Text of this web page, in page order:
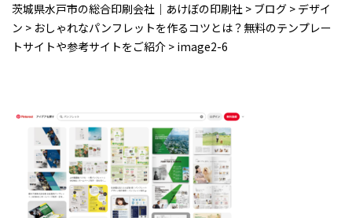
茨城県水戸市の総合印刷会社｜あけぼの印刷社 > ブログ > デザイ
ン > おしゃれなパンフレットを作るコツとは？無料のテンプレー
トサイトや参考サイトをご紹介 > image2-6